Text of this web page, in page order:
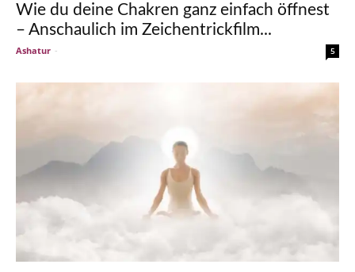
Wie du deine Chakren ganz einfach öffnest
– Anschaulich im Zeichentrickfilm...
Ashatur - 5